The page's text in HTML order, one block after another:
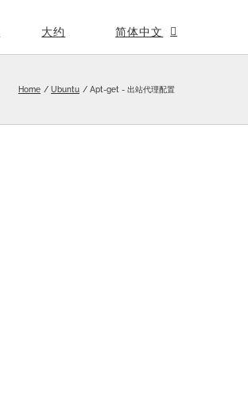
大约 简体中文
Home Ubuntu Apt-get - 出站代理配置